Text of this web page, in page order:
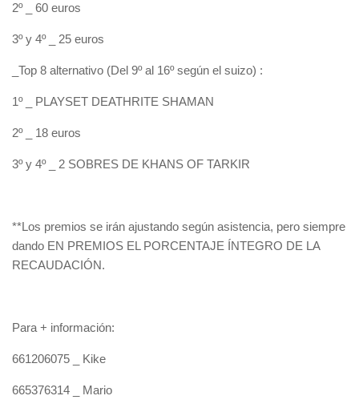
2º _ 60 euros
3º y 4º _ 25 euros
_Top 8 alternativo (Del 9º al 16º según el suizo) :
1º _ PLAYSET DEATHRITE SHAMAN
2º _ 18 euros
3º y 4º _ 2 SOBRES DE KHANS OF TARKIR
**Los premios se irán ajustando según asistencia, pero siempre
dando EN PREMIOS EL PORCENTAJE ÍNTEGRO DE LA
RECAUDACIÓN.
Para + información:
661206075 _ Kike
665376314 _ Mario